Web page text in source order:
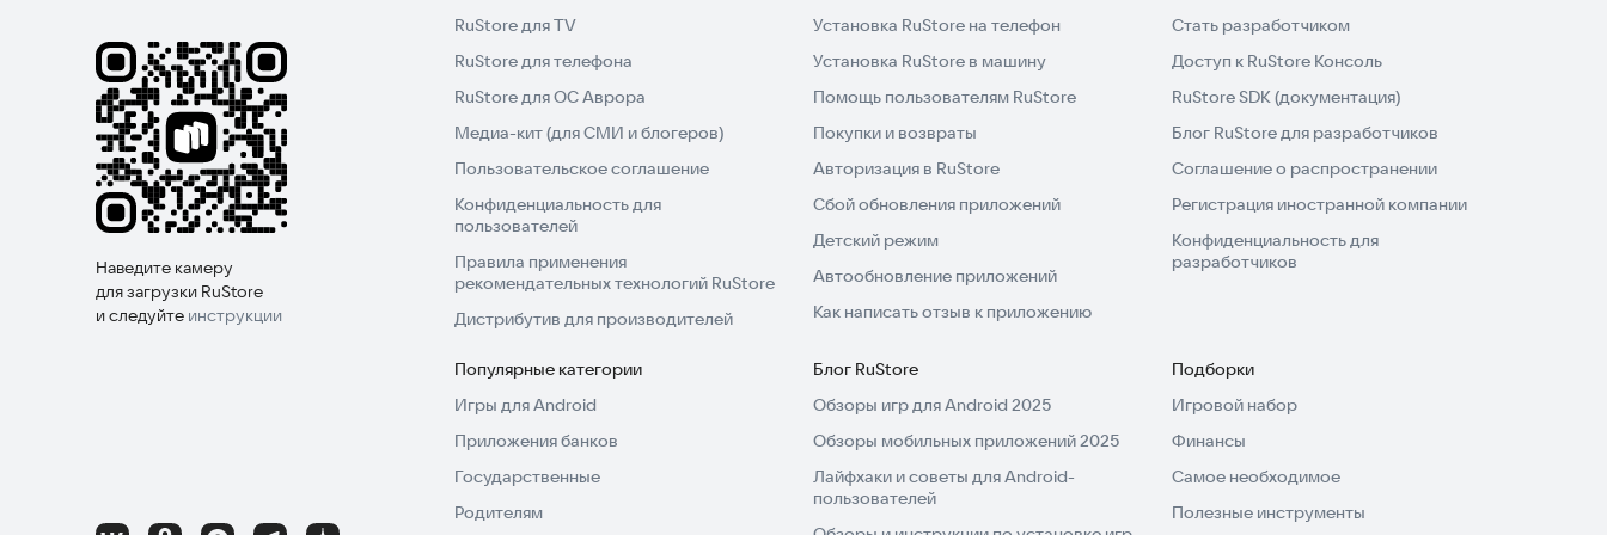
🔥 Первыми узнавайте об акциях и новостях
Мы пришлем уведомление о запуске акции, изменении тарифов или новых промокодах.
Устанавливайте приложение Такси 33, регистрируйтесь и будьте в курсе всех новостей и событий.
Наведите камеру
для загрузки RuStore
и следуйте инструкции
RuStore для TV
RuStore для телефона
RuStore для ОС Аврора
Медиа-кит (для СМИ и блогеров)
Пользовательское соглашение
Конфиденциальность для
пользователей
Правила применения
рекомендательных технологий RuStore
Дистрибутив для производителей
Установка RuStore на телефон
Установка RuStore в машину
Помощь пользователям RuStore
Покупки и возвраты
Авторизация в RuStore
Сбой обновления приложений
Детский режим
Автообновление приложений
Как написать отзыв к приложению
Стать разработчиком
Доступ к RuStore Консоль
RuStore SDK (документация)
Блог RuStore для разработчиков
Соглашение о распространении
Регистрация иностранной компании
Конфиденциальность для
разработчиков
Популярные категории
Игры для Android
Приложения банков
Государственные
Родителям
Блог RuStore
Обзоры игр для Android 2025
Обзоры мобильных приложений 2025
Лайфхаки и советы для Android-
пользователей
Подборки
Игровой набор
Финансы
Самое необходимое
Полезные инструменты